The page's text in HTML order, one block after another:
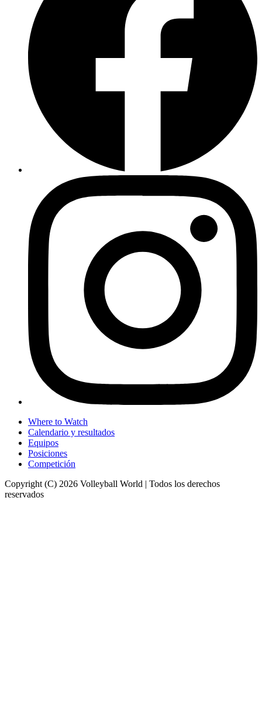
Where to Watch
Calendario y resultados
Equipos
Posiciones
Competición
Copyright (C) 2026 Volleyball World | Todos los derechos
reservados